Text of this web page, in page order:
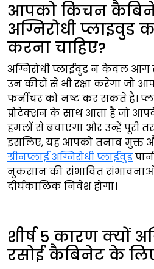
आपको किचन
अग्निरोधी प्लाइवुड
करना चाहिए?
अग्निरोधी प्लाईवुड न केवल आग
उन कीटों से भी रक्षा करेगा जो
फर्नीचर को नष्ट कर सकते हैं।
प्रोटेक्शन के साथ आता है जो
हमलों से बचाएगा और उन्हें पूरी
इसलिए, यह आपको तनाव मुक्त
ग्रीनप्लाई अग्निरोधी प्लाईवुड
नुकसान की संभावित
दीर्घकालिक निवेश होगा।
शीर्ष 5 कारण क्यों
रसोई कैबिनेट के लिए